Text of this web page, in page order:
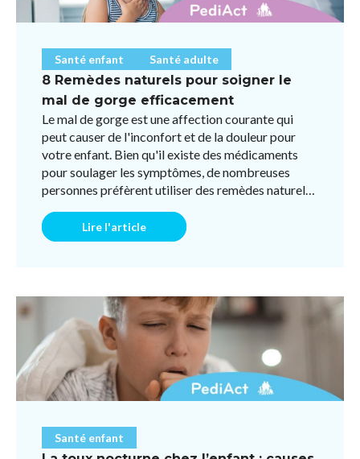
Santé enfant Santé adulte
8 Remèdes naturels pour soigner le
mal de gorge efficacement
Le mal de gorge est une affection courante qui
peut causer de l'inconfort et de la douleur pour
votre enfant. Bien qu'il existe des médicaments
pour soulager les symptômes, de nombreuses
personnes préfèrent utiliser des remèdes naturels
Lire l'article
Santé enfant